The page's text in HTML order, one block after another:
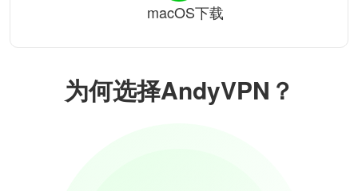
为何选择AndyVPN？
macOS下载